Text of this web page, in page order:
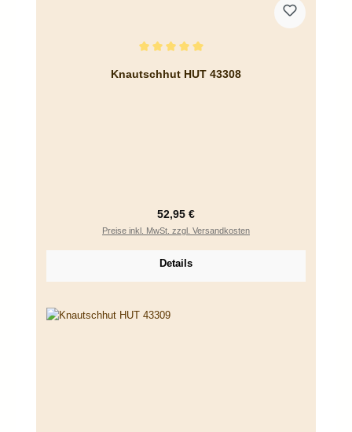
Knautschhut HUT 43308
Regulärer Preis:
52,95 €
Preise inkl. MwSt. zzgl. Versandkosten
Details